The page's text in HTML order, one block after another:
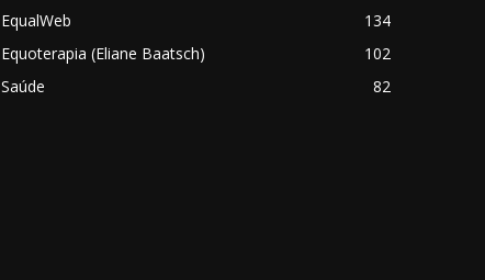
EqualWeb
134
Equoterapia (Eliane Baatsch)
102
Saúde
82